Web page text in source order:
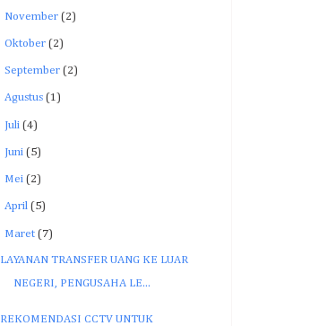
November (2)
Oktober (2)
September (2)
Agustus (1)
Juli (4)
Juni (5)
Mei (2)
April (5)
Maret (7)
LAYANAN TRANSFER UANG KE LUAR
NEGERI, PENGUSAHA LE...
REKOMENDASI CCTV UNTUK